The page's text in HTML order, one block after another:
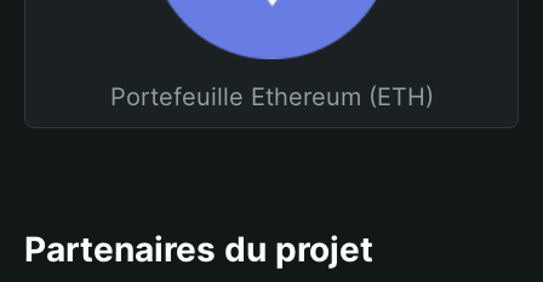
Portefeuille Ethereum (ETH)
Partenaires du projet